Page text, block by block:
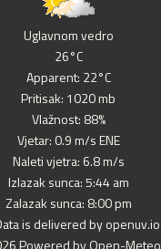
Uglavnom vedro
26°C
Apparent: 22°C
Pritisak: 1020 mb
Vlažnost: 88%
Vjetar: 0.9 m/s ENE
Naleti vjetra: 6.8 m/s
Izlazak sunca: 5:44 am
Zalazak sunca: 8:00 pm
is delivered by openuv.io